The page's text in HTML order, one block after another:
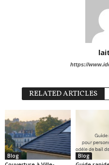
https://
RELATED ARTICLES
Blog Blog